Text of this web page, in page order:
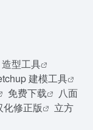
造型工具
建模工具
免费下载
八面
化修正版
立方